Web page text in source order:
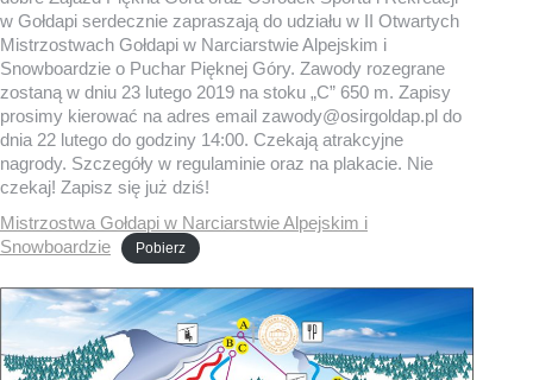
w Gołdapi serdecznie zapraszają do udziału w II Otwartych
Mistrzostwach Gołdapi w Narciarstwie Alpejskim i
Snowboardzie o Puchar Pięknej Góry. Zawody rozegrane
zostaną w dniu 23 lutego 2019 na stoku „C” 650 m. Zapisy
prosimy kierować na adres email zawody@osirgoldap.pl do
dnia 22 lutego do godziny 14:00. Czekają atrakcyjne
nagrody. Szczegóły w regulaminie oraz na plakacie. Nie
czekaj! Zapisz się już dziś!
Mistrzostwa Gołdapi w Narciarstwie Alpejskim i
Snowboardzie
Pobierz